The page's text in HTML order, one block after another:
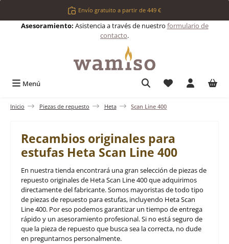
Saltar al contenido principalEnvío gratuito a partir de 449 €
Asesoramiento: Asistencia a través de nuestro formulario de
contacto.
Menú Tienes 0
Inicio Piezas de repuesto Heta Scan Line 400
Recambios originales para
estufas Heta Scan Line 400
En nuestra tienda encontrará una gran selección de piezas de
repuesto originales de Heta Scan Line 400 que adquirimos
directamente del fabricante. Somos mayoristas de todo tipo
de piezas de repuesto para estufas, incluyendo Heta Scan
Line 400. Por eso podemos garantizar un tiempo de entrega
rápido y un asesoramiento profesional. Si no está seguro de
que la pieza de repuesto que busca sea la correcta, no dude
en preguntarnos personalmente.